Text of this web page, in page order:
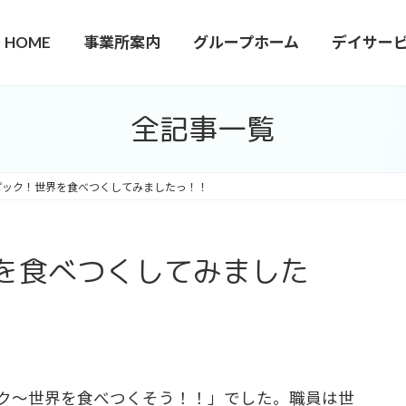
HOME 事業所案内 グループホーム デイサー
全記事一覧
ク！世界を食べつくしてみましたっ！！
食べつくしてみました
～世界を食べつくそう！！」でした。職員は世